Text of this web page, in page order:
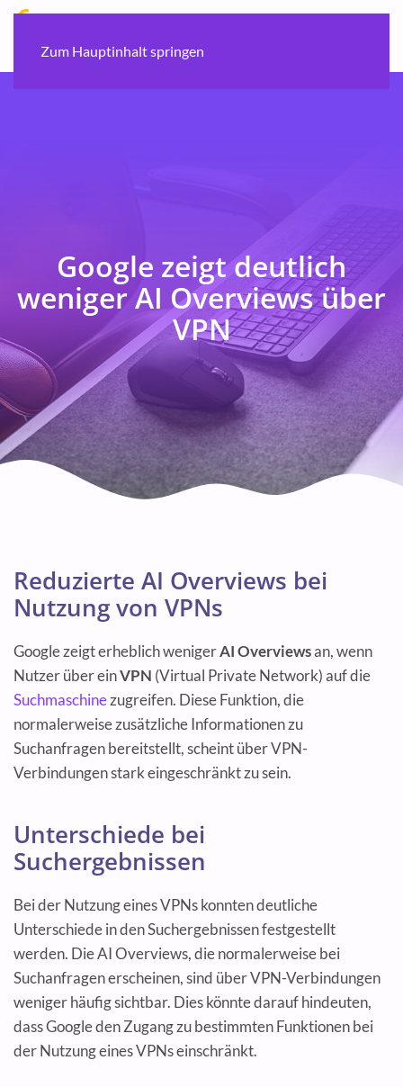
Zum Hauptinhalt springen
Google zeigt deutlich
weniger AI Overviews über
VPN
Reduzierte AI Overviews bei
Nutzung von VPNs
Google zeigt erheblich wenigerAI Overviewsan, wenn
Nutzer über einVPN (Virtual Private Network) auf die
Suchmaschinezugreifen. Diese Funktion, die
normalerweise zusätzliche Informationen zu
Suchanfragen bereitstellt, scheint über VPN-
Verbindungen stark eingeschränkt zu sein.
Unterschiede bei
Suchergebnissen
Bei der Nutzung eines VPNs konnten deutliche
Unterschiede in den Suchergebnissen festgestellt
werden. Die AI Overviews, die normalerweise bei
Suchanfragen erscheinen, sind über VPN-Verbindungen
weniger häufig sichtbar. Dies könnte darauf hindeuten,
dass Google den Zugang zu bestimmten Funktionen bei
der Nutzung eines VPNs einschränkt.